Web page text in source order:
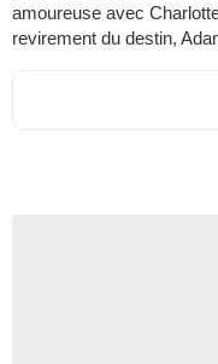
amoureuse avec
revirement du destin,